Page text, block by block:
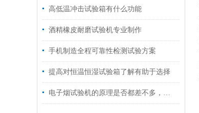
高低温冲击试验箱有什么功能
酒精橡皮耐磨试验机专业制作
手机制造全程可靠性检测试验方案
提高对恒温恒湿试验箱了解有助于选择
电子烟试验机的原理是否都差不多，请听排气测试人员分析